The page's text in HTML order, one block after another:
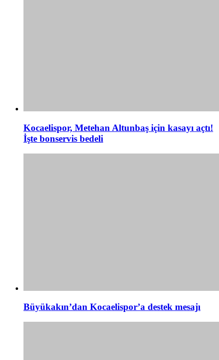
Kocaelispor, Metehan Altunbaş için kasayı açtı!
İşte bonservis bedeli
Büyükakın’dan Kocaelispor’a destek mesajı